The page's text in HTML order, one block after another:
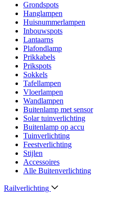
Grondspots
Hanglampen
Huisnummerlampen
Inbouwspots
Lantaarns
Plafondlamp
Prikkabels
Prikspots
Sokkels
Tafellampen
Vloerlampen
Wandlampen
Buitenlamp met sensor
Solar tuinverlichting
Buitenlamp op accu
Tuinverlichting
Feestverlichting
Stijlen
Accessoires
Alle Buitenverlichting
Railverlichting